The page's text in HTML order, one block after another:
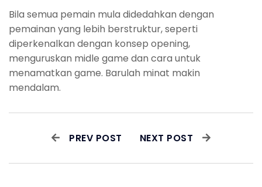
Bila semua pemain mula didedahkan dengan
pemainan yang lebih berstruktur, seperti
diperkenalkan dengan konsep opening,
menguruskan midle game dan cara untuk
menamatkan game. Barulah minat makin
mendalam.
PREV POST NEXT POST